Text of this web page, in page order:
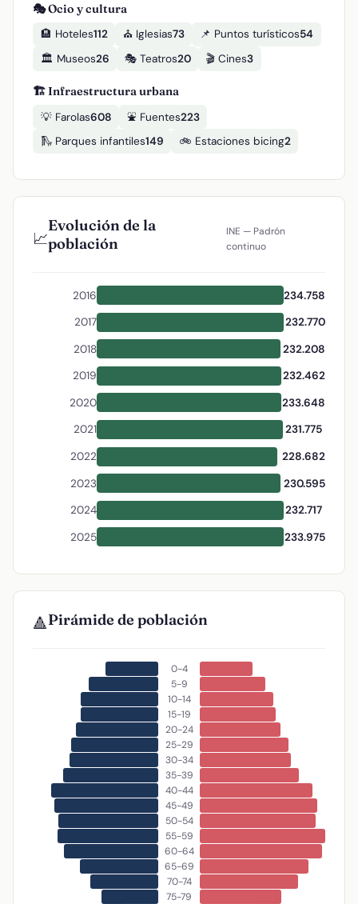
🎭 Ocio y cultura
🏨 Hoteles112 ⛪ Iglesias73 📌 Puntos turísticos54
🏛️ Museos26 🎭 Teatros20 🎬 Cines3
🏗️ Infraestructura urbana
💡 Farolas608 ⛲ Fuentes223
🛝 Parques infantiles149 🚲 Estaciones bicing2
📈
Evolución de la
población
INE — Padrón
continuo
2016
234.758
2017
232.770
2018
232.208
2019
232.462
2020
233.648
2021
231.775
2022
228.682
2023
230.595
2024
232.717
2025
233.975
🔺Pirámide de población
0-4
5-9
10-14
15-19
20-24
25-29
30-34
35-39
40-44
45-49
50-54
55-59
60-64
65-69
70-74
75-79